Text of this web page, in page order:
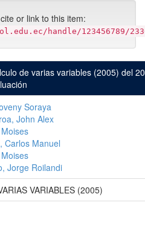
or link to this item:
handle/123456789/
de varias variables (2005) del
Soraya
John Alex
Carlos Manuel
Jorge Roilandi
VARIABLES (2005)